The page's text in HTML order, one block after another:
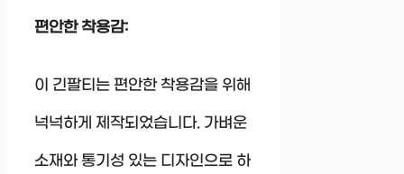
편안한 착용감:
이 긴팔티는 편안한 착용감을 위해
넉넉하게 제작되었습니다. 가벼운
소재와 통기성 있는 디자인으로 하